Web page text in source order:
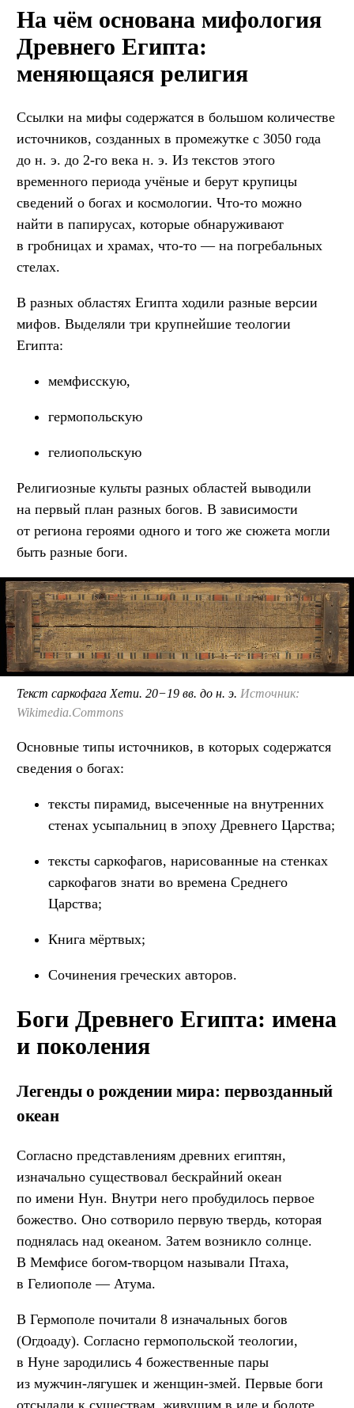
На чём основана мифология
Древнего Египта:
меняющаяся религия
Ссылки на мифы содержатся в большом количестве
источников, созданных в промежутке с 3050 года
до н. э. до 2-го века н. э. Из текстов этого
временного периода учёные и берут крупицы
сведений о богах и космологии. Что-то можно
найти в папирусах, которые обнаруживают
в гробницах и храмах, что-то — на погребальных
стелах.
В разных областях Египта ходили разные версии
мифов. Выделяли три крупнейшие теологии
Египта:
мемфисскую,
гермопольскую
гелиопольскую
Религиозные культы разных областей выводили
на первый план разных богов. В зависимости
от региона героями одного и того же сюжета могли
быть разные боги.
Текст саркофага Хети. 20−19 вв. до н. э. Источник:
Wikimedia.Commons
Основные типы источников, в которых содержатся
сведения о богах:
тексты пирамид, высеченные на внутренних
стенах усыпальниц в эпоху Древнего Царства;
тексты саркофагов, нарисованные на стенках
саркофагов знати во времена Среднего
Царства;
Книга мёртвых;
Сочинения греческих авторов.
Боги Древнего Египта: имена
и поколения
Легенды о рождении мира: первозданный
океан
Согласно представлениям древних египтян,
изначально существовал бескрайний океан
по имени Нун. Внутри него пробудилось первое
божество. Оно сотворило первую твердь, которая
поднялась над океаном. Затем возникло солнце.
В Мемфисе богом-творцом называли Птаха,
в Гелиополе — Атума.
В Гермополе почитали 8 изначальных богов
(Огдоаду). Согласно гермопольской теологии,
в Нуне зародились 4 божественные пары
из мужчин-лягушек и женщин-змей. Первые боги